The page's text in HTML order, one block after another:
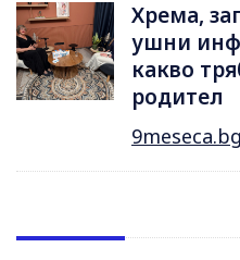
Хрема,
ушни
какво
родител
9meseca.bg